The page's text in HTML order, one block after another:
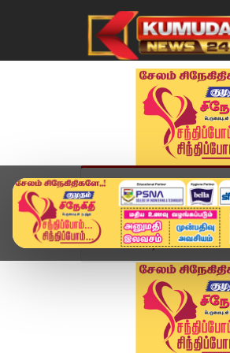
முகப்பு விளையாட்டு
Home வீடியோ ஸ்டோரி